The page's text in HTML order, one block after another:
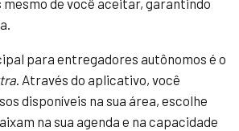
de você aceitar, garantindo
para entregadores autônomos é o
. Através do aplicativo, você
disponíveis na sua área, escolhe
na sua agenda e na capacidade